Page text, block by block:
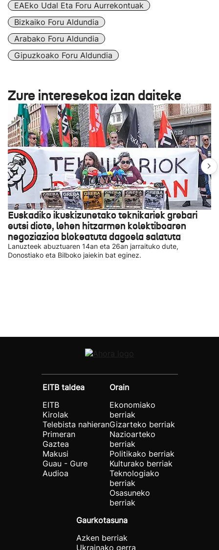
EAEko Udal Eta Foru Aurrekontuak
Bizkaiko Foru Aldundia
Arabako Foru Aldundia
Gipuzkoako Foru Aldundia
Zure interesekoa izan daiteke
Euskadiko ikuskizunetako teknikariek grebari
eutsi diote, lehen hitzarmen kolektiboaren
negoziazioa blokeatuta dagoela salatuta
Lanuzteek abuztuaren 14an eta 26an jarraituko dute,
Donostiako eta Bilboko jaiekin bat eginez.
EITB taldea
EITB
Kirolak
Telebista nahieran
Primeran
Gaztea
Makusi
Guau - Gure
Audioa
Orain
Ekonomiako
berriak
Gizarteko berriak
Nazioarteko
berriak
Politikako berriak
Kulturako berriak
Teknologiako
berriak
Osasuneko
berriak
Gaurkotasuna
Azken berriak
Ukrainako gerra